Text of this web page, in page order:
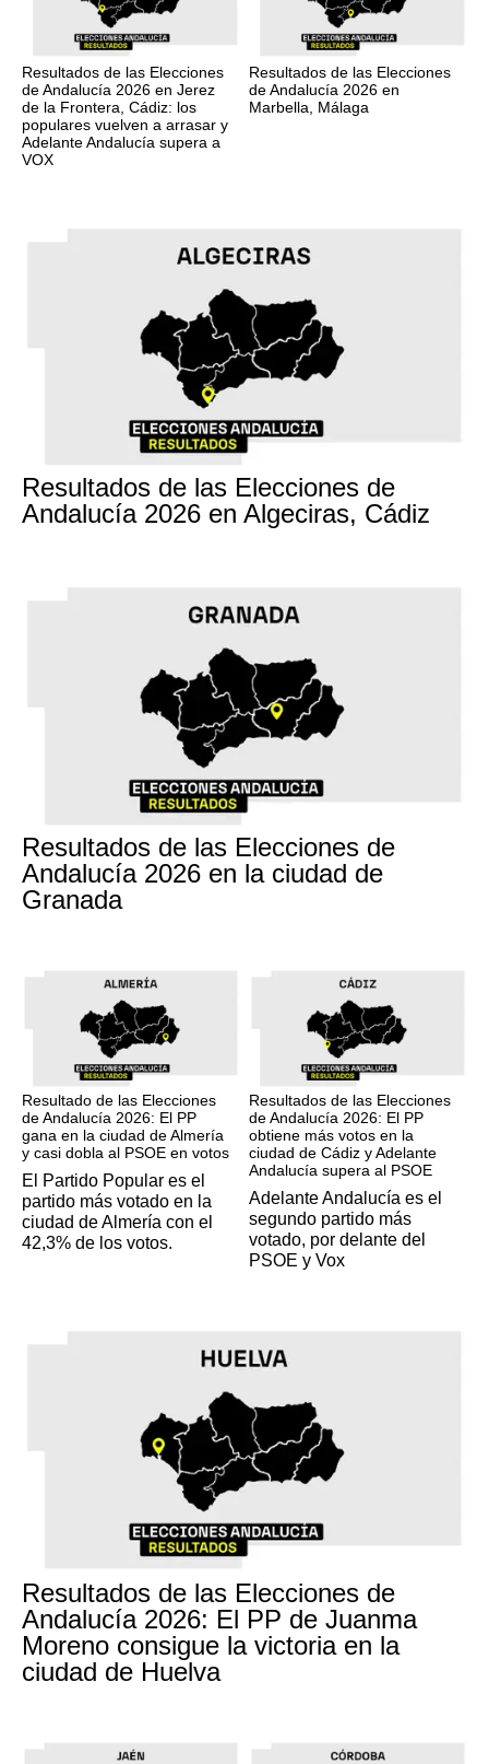
Resultados de las Elecciones
de Andalucía 2026 en Jerez
de la Frontera, Cádiz: los
populares vuelven a arrasar y
Adelante Andalucía supera a
VOX
Resultados de las Elecciones
de Andalucía 2026 en
Marbella, Málaga
Resultados de las Elecciones de
Andalucía 2026 en Algeciras, Cádiz
Resultados de las Elecciones de
Andalucía 2026 en la ciudad de
Granada
Resultado de las Elecciones
de Andalucía 2026: El PP
gana en la ciudad de Almería
y casi dobla al PSOE en votos
El Partido Popular es el
partido más votado en la
ciudad de Almería con el
42,3% de los votos.
Resultados de las Elecciones
de Andalucía 2026: El PP
obtiene más votos en la
ciudad de Cádiz y Adelante
Andalucía supera al PSOE
Adelante Andalucía es el
segundo partido más
votado, por delante del
PSOE y Vox
Resultados de las Elecciones de
Andalucía 2026: El PP de Juanma
Moreno consigue la victoria en la
ciudad de Huelva